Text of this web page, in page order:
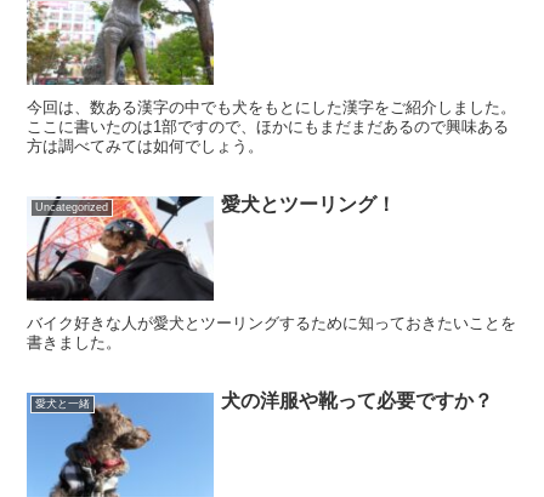
今回は、数ある漢字の中でも犬をもとにした漢字をご紹介しました。
ここに書いたのは1部ですので、ほかにもまだまだあるので興味ある
方は調べてみては如何でしょう。
Uncategorized 愛犬とツーリング！
バイク好きな人が愛犬とツーリングするために知っておきたいことを
書きました。
愛犬と一緒 犬の洋服や靴って必要ですか？